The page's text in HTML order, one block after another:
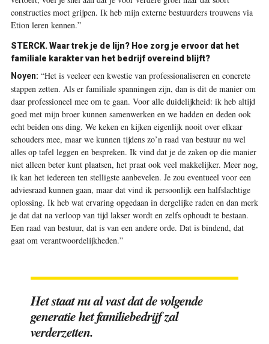
constructies moet grijpen. Ik heb mijn externe bestuurders trouwens via
Etion leren kennen.”
STERCK. Waar trek je de lijn? Hoe zorg je ervoor dat het
familiale karakter van het bedrijf overeind blijft?
Noyen: “Het is veeleer een kwestie van professionaliseren en concrete
stappen zetten. Als er familiale spanningen zijn, dan is dit de manier om
daar professioneel mee om te gaan. Voor alle duidelijkheid: ik heb altijd
goed met mijn broer kunnen samenwerken en we hadden en deden ook
echt beiden ons ding. We keken en kijken eigenlijk nooit over elkaar
schouders mee, maar we kunnen tijdens zo’n raad van bestuur nu wel
alles op tafel leggen en bespreken. Ik vind dat je de zaken op die manier
niet alleen beter kunt plaatsen, het praat ook veel makkelijker. Meer nog,
ik kan het iedereen ten stelligste aanbevelen. Je zou eventueel voor een
adviesraad kunnen gaan, maar dat vind ik persoonlijk een halfslachtige
oplossing. Ik heb wat ervaring opgedaan in dergelijke raden en dan merk
je dat dat na verloop van tijd lakser wordt en zelfs ophoudt te bestaan.
Een raad van bestuur, dat is van een andere orde. Dat is bindend, dat
gaat om verantwoordelijkheden.”
Het staat nu al vast dat de volgende
generatie het familiebedrijf zal
verderzetten.